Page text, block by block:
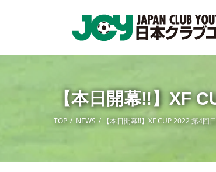
【本日開幕‼】XF
TOP NEWS 【本日開幕‼】XF CUP 2022 第4